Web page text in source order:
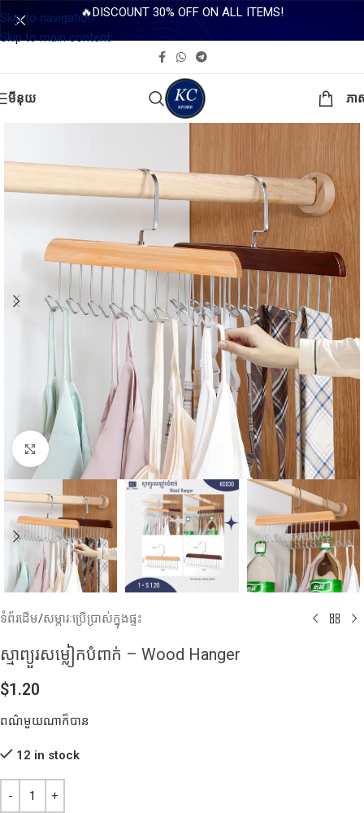
Skip to navigation
Skip to main content
🔥DISCOUNT 30% OFF ON ALL ITEMS!
មីនុយ ភា
Click to enlarge
ទំព័រដើម/សម្ភារៈប្រើប្រាស់ក្នុងផ្ទះ
ស្មាព្យួរសម្លៀកបំពាក់ – Wood Hanger
$1.20
ពណ៌មួយណាក៏បាន
12 in stock